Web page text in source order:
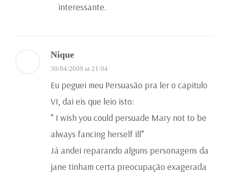
interessante.
Nique
30/04/2009 at 21:04
Eu peguei meu Persuasão pra ler o capitulo
VI, dai eis que leio isto:
” I wish you could persuade Mary not to be
always fancing herself ill”
Já andei reparando alguns personagens da
jane tinham certa preocupação exagerada